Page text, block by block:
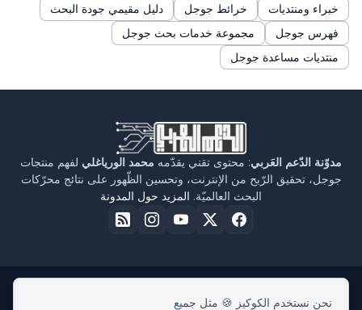
خبراء ومنتديات
خرائط جوجل
دليل مقيمي جودة البحث
فهرس جوجل
مجموعة خدمات بحث جوجل
منتديات مساعدة جوجل
مدوّنة الدّعم العَربي: محتوى تقني يقدّمه محمد الورياغلي لفهم منتجات
جوجل، تحقيق الرّبح من الإنترنت، وتحسين الظّهور على نتائج محرّكات
البحث العالميّة. المزيد حول المدونة
الرئيسيةحول مدوّنة الدّعم العربيسياسة الخصوصيةنحن نستخدم الكوكيز 🍪 مثل جميع